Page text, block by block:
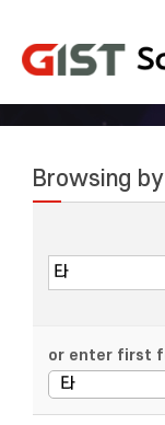
Browsing
or enter first